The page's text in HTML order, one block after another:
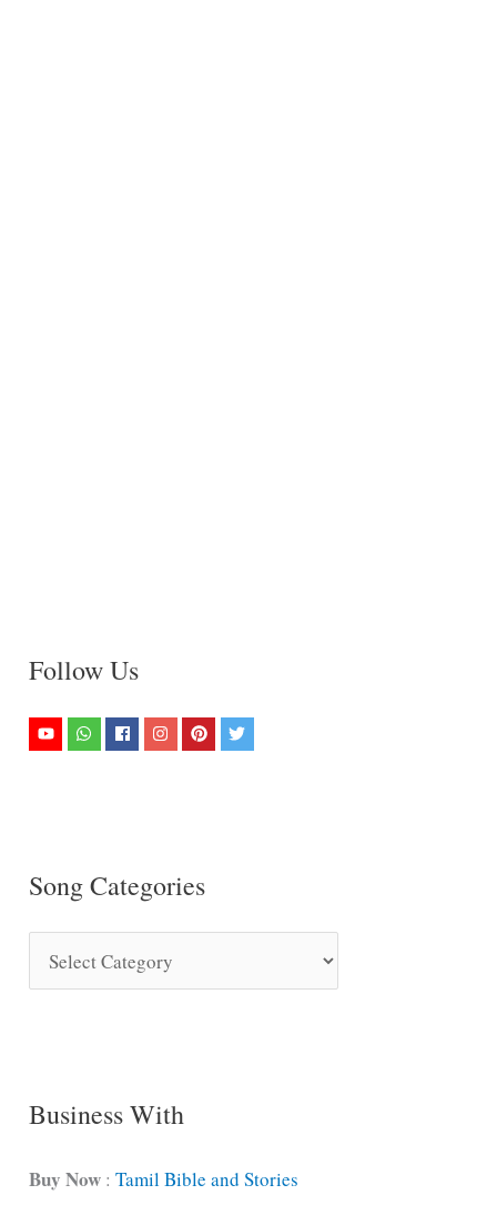
Follow Us
Song Categories
o
C
t
Business With
Buy Now :Tamil Bible and Stories